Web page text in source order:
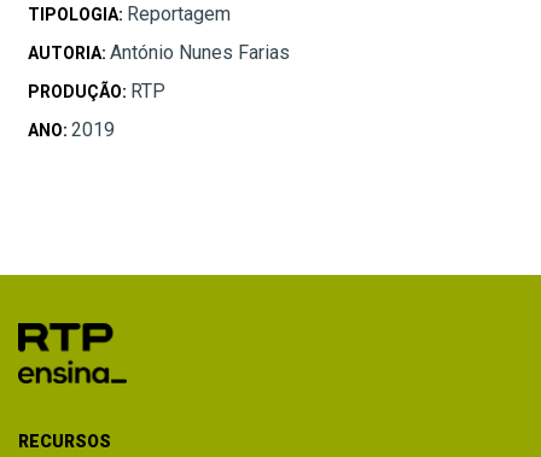
TIPOLOGIA: Reportagem
AUTORIA: António Nunes Farias
PRODUÇÃO: RTP
ANO: 2019
RECURSOS